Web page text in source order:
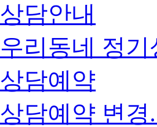
상담안내
우리동네 정기
상담예약
상담예약 변경